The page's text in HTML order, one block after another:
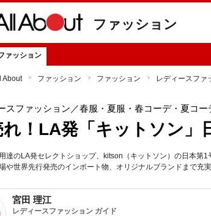
ファッション
ァッション
About ファッション ファッション レディースファ
スファッション ／春服・夏服・春コーデ・夏コー
！LA発「キットソン」
達のLA発セレクトショップ、kitson（キットソン）の日本第
や世界先行発売のインポート物、オリジナルブランドまで充
宮田 理江
レディースファッション ガイド